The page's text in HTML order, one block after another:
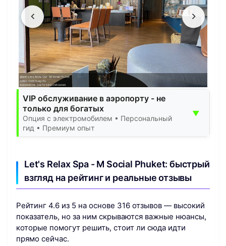
VIP обслуживание в аэропорту - не
только для богатых
Опция с электромобилем • Персональный
гид • Премиум опыт
▼
Let's Relax Spa - M Social Phuket: быстрый
взгляд на рейтинг и реальные отзывы
Рейтинг 4.6 из 5 на основе 316 отзывов — высокий
показатель, но за ним скрываются важные нюансы,
которые помогут решить, стоит ли сюда идти
прямо сейчас.